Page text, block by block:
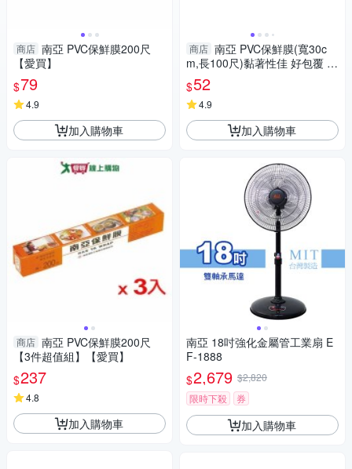
商店 南亞 PVC保鮮膜200尺
【愛買】
$79
4.9
加入購物車
商店 南亞 PVC保鮮膜200尺
【3件超值組】【愛買】
$237
4.8
加入購物車
商店 南亞 PVC保鮮膜(寬30c
m,長100尺)黏著性佳 好包覆 保
存食物【愛買】
$52
4.9
加入購物車
南亞 18吋強化金屬管工業扇 E
F-1888
$2,679 $2,820
限時下殺
券
加入購物車